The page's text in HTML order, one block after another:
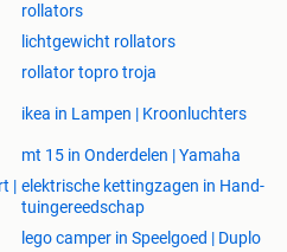
te bestellen in onze
product of wilt u het product
in deze advertentie.
B.V.
rollators
lichtgewicht rollators
rollator topro troja
ikea in Lampen | Kroonluchters
mt 15 in Onderdelen | Yamaha
| elektrische kettingzagen in Hand-
tuingereedschap
lego camper in Speelgoed | Duplo